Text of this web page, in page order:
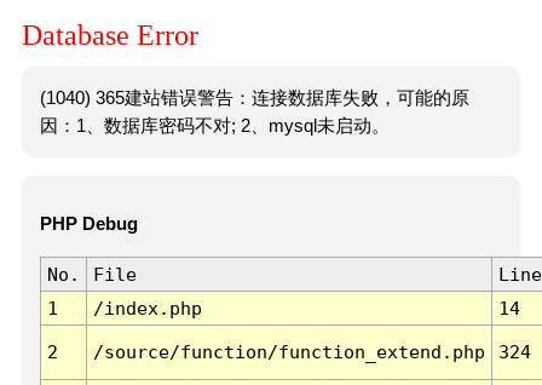
Database Error
(1040) 365建站错误警告：连接数据库失败，可能的原
因：1、数据库密码不对; 2、mysql未启动。
PHP Debug
No. File
Line
1
/index.php 14
2 /source/function/function_extend.php 324